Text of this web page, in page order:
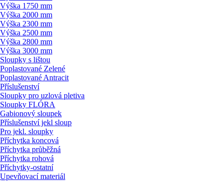
Výška 1750 mm
Výška 2000 mm
Výška 2300 mm
Výška 2500 mm
Výška 2800 mm
Výška 3000 mm
Sloupky s lištou
Poplastované Zelené
Poplastované Antracit
Příslušenství
Sloupky pro uzlová pletiva
Sloupky FLÓRA
Gabionový sloupek
Příslušenství jekl sloup
Pro jekl. sloupky
Příchytka koncová
Příchytka průběžná
Příchytka rohová
Příchytky-ostatní
Upevňovací materiál